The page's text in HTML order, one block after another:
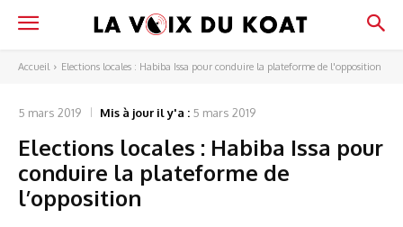
Accueil Elections locales : Habiba Issa pour conduire la plateforme de l'opposition
5 mars 2019 Mis à jour il y'a : 5 mars 2019
Elections locales : Habiba Issa pour
conduire la plateforme de
l’opposition